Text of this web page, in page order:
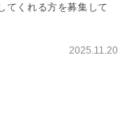
てくれる方を募集して
2025.11.20